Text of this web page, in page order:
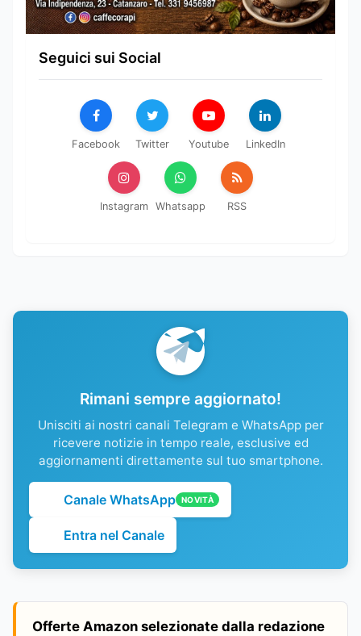
Seguici sui Social
Facebook Twitter Youtube LinkedIn
Instagram Whatsapp RSS
Rimani sempre aggiornato!
Unisciti ai nostri canali Telegram e WhatsApp per
ricevere notizie in tempo reale, esclusive ed
aggiornamenti direttamente sul tuo smartphone.
Canale WhatsApp NOVITÀ
Entra nel Canale
Offerte Amazon selezionate dalla redazione